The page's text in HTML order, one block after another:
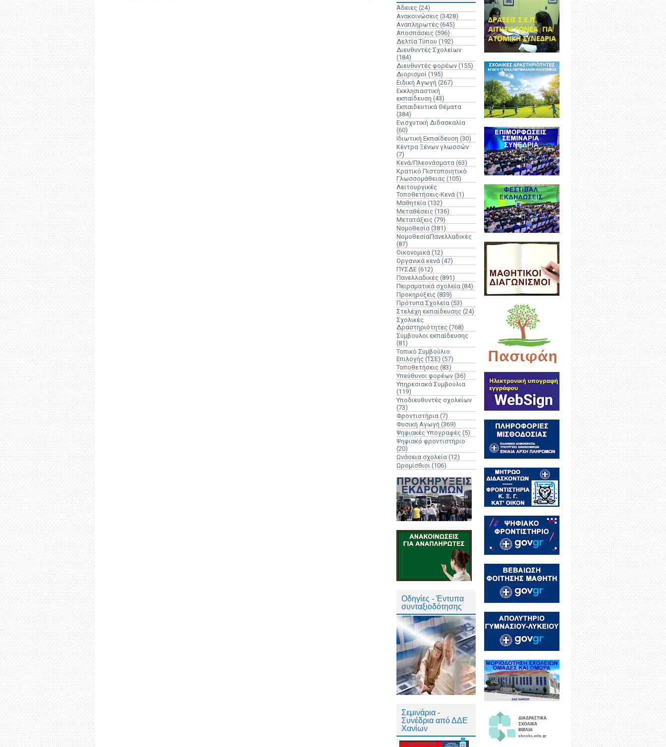
Άδειες (24)
Ανακοινώσεις (3428)
Αναπληρωτές (645)
Αποσπάσεις (596)
Δελτία Τύπου (192)
Διευθυντές Σχολείων
(184)
Διευθυντές φορέων (155)
Διορισμοί (195)
Ειδική Αγωγή (267)
Εκκλησιαστική
εκπαίδευση (43)
Εκπαιδευτικά Θέματα
(384)
Ενισχυτική Διδασκαλία
(60)
Ιδιωτική Εκπαίδευση (30)
Κέντρα Ξένων γλωσσών
(7)
Κενά/Πλεονάσματα (63)
Κρατικό Πιστοποιητικό
Γλωσσομάθειας (105)
Λειτουργικές
Τοποθετήσεις-Κενά (1)
Μαθητεία (132)
Μεταθέσεις (136)
Μετατάξεις (79)
Νομοθεσία (381)
ΝομοθεσίαΠανελλαδικές
(87)
Οικονομικά (12)
Οργανικά κενά (47)
ΠΥΣΔΕ (612)
Πανελλαδικές (891)
Πειραματικά σχολεία (84)
Προκηρύξεις (839)
Πρότυπα Σχολεία (53)
Στελέχη εκπαίδευσης (24)
Σχολικές
Δραστηριότητες (768)
Σύμβουλοι εκπαίδευσης
(81)
Τοπικό Συμβούλιο
Επιλογής (ΤΣΕ) (57)
Τοποθετήσεις (83)
Υπεύθυνοι φορέων (36)
Υπηρεσιακά Συμβούλια
(119)
Υποδιευθυντές σχολείων
(73)
Φροντιστήρια (7)
Φυσική Αγωγή (369)
Ψηφιακές Υπογραφές (5)
Ψηφιακό φροντιστήριο
(20)
Ωνάσεια σχολεία (12)
Ωρομίσθιοι (106)
Οδηγίες - Έντυπα
συνταξιοδότησης
Σεμινάρια -
Συνέδρια από ΔΔΕ
Χανίων